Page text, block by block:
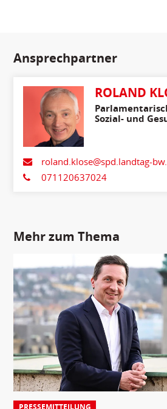
Ansprechpartner
ROLAND
Sozial- und
roland.klose@spd.landtag-
071120637024
Mehr zum Thema